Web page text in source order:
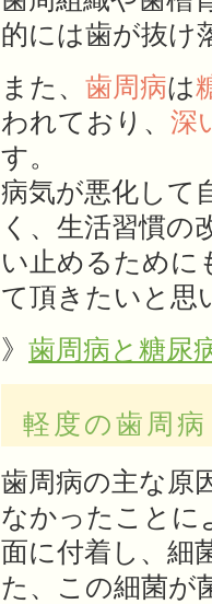
的には歯が抜け
また、 歯周病は
われており、 深
す。
病気が悪化して
く、生活習慣の
い止めるために
て頂きたいと思
》 歯周病と糖尿
軽度の歯周病
歯周病の主な原
なかったことに
面に付着し、細
た、この細菌が